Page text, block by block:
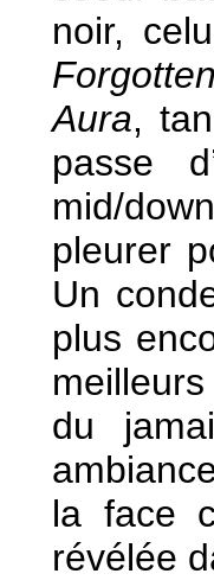
noir,
Aura,
passe
mid/
pleurer
Un
plus
du
la face
révélée